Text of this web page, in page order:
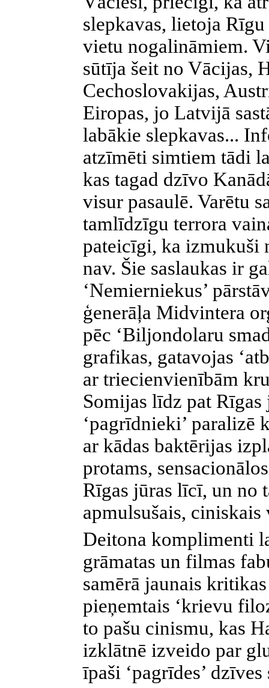
slepkavas, lietoja
vietu nogalināmiem.
sūtīja šeit no Vācijas,
Cechoslovakijas,
Eiropas, jo Latvijā
labākie slepkavas...
atzīmēti simtiem tādi
kas tagad dzīvo
visur pasaulē. Varētu
tamlīdzīgu terrora
pateicīgi, ka izmukuši
nav. Šie saslaukas ir
‘Nemierniekus’
ģenerāļa Midvintera
pēc ‘Biljondolaru
grafikas, gatavojas
ar triecienvienībām
Somijas līdz pat
‘pagrīdnieki’ paralizē
ar kādas baktērijas
protams,
Rīgas jūras līcī, un no
apmulsušais, ciniskais
Deitona komplimenti
grāmatas un filmas
samērā jaunais
pieņemtais ‘krievu
to pašu cinismu, kas
izklātnē izveido par
īpaši ‘pagrīdes’